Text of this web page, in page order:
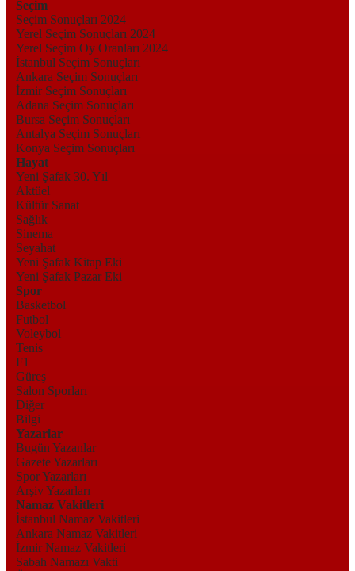
Seçim
Seçim Sonuçları 2024
Yerel Seçim Sonuçları 2024
Yerel Seçim Oy Oranları 2024
İstanbul Seçim Sonuçları
Ankara Seçim Sonuçları
İzmir Seçim Sonuçları
Adana Seçim Sonuçları
Bursa Seçim Sonuçları
Antalya Seçim Sonuçları
Konya Seçim Sonuçları
Hayat
Yeni Şafak 30. Yıl
Aktüel
Kültür Sanat
Sağlık
Sinema
Seyahat
Yeni Şafak Kitap Eki
Yeni Şafak Pazar Eki
Spor
Basketbol
Futbol
Voleybol
Tenis
F1
Güreş
Salon Sporları
Diğer
Bilgi
Yazarlar
Bugün Yazanlar
Gazete Yazarları
Spor Yazarları
Arşiv Yazarları
Namaz Vakitleri
İstanbul Namaz Vakitleri
Ankara Namaz Vakitleri
İzmir Namaz Vakitleri
Sabah Namazı Vakti